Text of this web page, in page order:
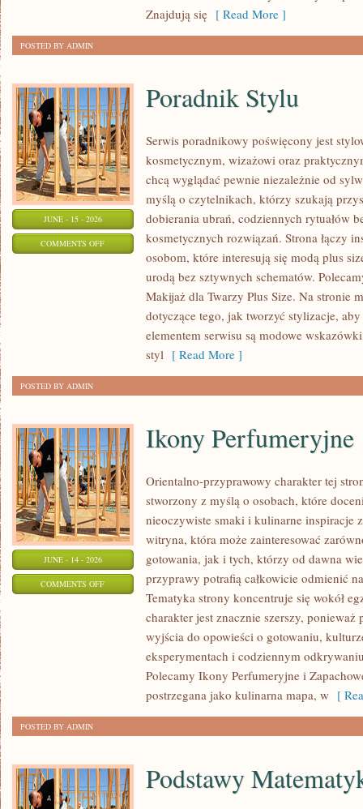
Znajdują się [ Read More ]
POSTED BY ADMIN
JUNE - 15 - 2026
COMMENTS OFFON
Poradnik Stylu
Serwis poradnikowy poświęcony jest
kosmetycznym, wizażowi oraz
chcą wyglądać pewnie niezależnie od
myślą o czytelnikach, którzy szukają
dobierania ubrań, codziennych rytuałów
kosmetycznych rozwiązań. Strona łączy
osobom, które interesują się modą plus
urodą bez sztywnych schematów.
Makijaż dla Twarzy Plus Size. Na stronie
dotyczące tego, jak tworzyć stylizacje,
elementem serwisu są modowe
styl [ Read More ]
POSTED BY ADMIN
JUNE - 14 - 2026
COMMENTS OFFON
PERFUMERYJNE
Ikony Perfumeryjne
Orientalno-przyprawowy charakter tej
stworzony z myślą o osobach, które
nieoczywiste smaki i kulinarne inspiracje
witryna, która może zainteresować
gotowania, jak i tych, którzy od dawna
przyprawy potrafią całkowicie odmienić
Tematyka strony koncentruje się wokół
charakter jest znacznie szerszy,
wyjścia do opowieści o gotowaniu,
eksperymentach i codziennym
Polecamy Ikony Perfumeryjne i
postrzegana jako kulinarna mapa, w [
POSTED BY ADMIN
Podstawy